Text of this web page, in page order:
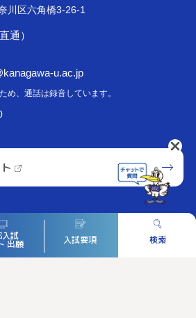
入試
出願 入試要項 検索
川区六角橋3-26-1
通）
u.ac.jp
、通話は録音しています。